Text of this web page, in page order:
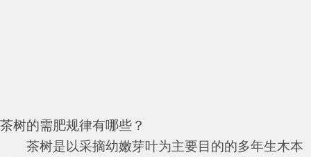
茶树的需肥规律有哪些？
茶树是以采摘幼嫩芽叶为主要目的的多年生木本